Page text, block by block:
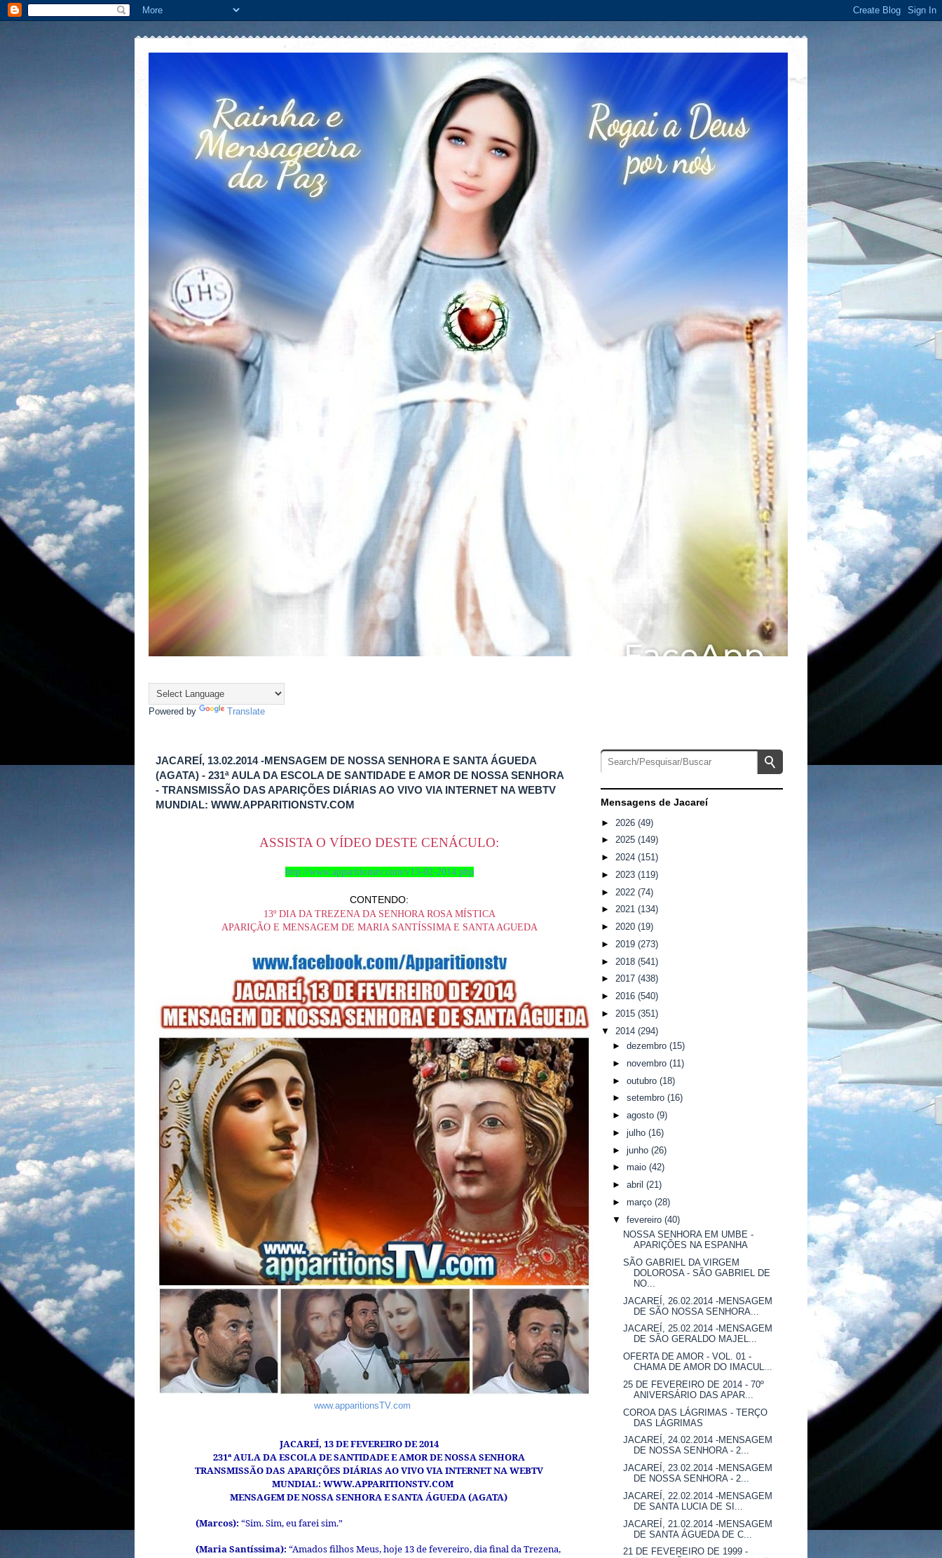
Powered by Translate
JACAREÍ, 13.02.2014 -MENSAGEM DE NOSSA SENHORA E SANTA ÁGUEDA
(AGATA) - 231ª AULA DA ESCOLA DE SANTIDADE E AMOR DE NOSSA SENHORA
- TRANSMISSÃO DAS APARIÇÕES DIÁRIAS AO VIVO VIA INTERNET NA WEBTV
MUNDIAL: WWW.APPARITIONSTV.COM
ASSISTA O VÍDEO DESTE CENÁCULO:
http://www.apparitionstv.com/v13-02-2014.php
CONTENDO:
13º DIA DA TREZENA DA SENHORA ROSA MÍSTICA
APARIÇÃO E MENSAGEM DE MARIA SANTÍSSIMA E SANTA AGUEDA
www.apparitionsTV.com
JACAREÍ, 13 DE FEVEREIRO DE 2014
231ª AULA DA ESCOLA DE SANTIDADE E AMOR DE NOSSA SENHORA
TRANSMISSÃO DAS APARIÇÕES DIÁRIAS AO VIVO VIA INTERNET NA WEBTV
MUNDIAL: WWW.APPARITIONSTV.COM
MENSAGEM DE NOSSA SENHORA E SANTA ÁGUEDA (AGATA)
(Marcos): “Sim. Sim, eu farei sim.”
(Maria Santíssima): “Amados filhos Meus, hoje 13 de fevereiro, dia final da Trezena,
Mensagens de Jacareí
► 2026 (49)
► 2025 (149)
► 2024 (151)
► 2023 (119)
► 2022 (74)
► 2021 (134)
► 2020 (19)
► 2019 (273)
► 2018 (541)
► 2017 (438)
► 2016 (540)
► 2015 (351)
▼ 2014 (294)
► dezembro (15)
► novembro (11)
► outubro (18)
► setembro (16)
► agosto (9)
► julho (16)
► junho (26)
► maio (42)
► abril (21)
► março (28)
▼ fevereiro (40)
NOSSA SENHORA EM UMBE -
APARIÇÕES NA ESPANHA
SÃO GABRIEL DA VIRGEM
DOLOROSA - SÃO GABRIEL DE
NO...
JACAREÍ, 26.02.2014 -MENSAGEM
DE SÃO NOSSA SENHORA...
JACAREÍ, 25.02.2014 -MENSAGEM
DE SÃO GERALDO MAJEL...
OFERTA DE AMOR - VOL. 01 -
CHAMA DE AMOR DO IMACUL...
25 DE FEVEREIRO DE 2014 - 70º
ANIVERSÁRIO DAS APAR...
COROA DAS LÁGRIMAS - TERÇO
DAS LÁGRIMAS
JACAREÍ, 24.02.2014 -MENSAGEM
DE NOSSA SENHORA - 2...
JACAREÍ, 23.02.2014 -MENSAGEM
DE NOSSA SENHORA - 2...
JACAREÍ, 22.02.2014 -MENSAGEM
DE SANTA LUCIA DE SI...
JACAREÍ, 21.02.2014 -MENSAGEM
DE SANTA ÁGUEDA DE C...
21 DE FEVEREIRO DE 1999 -